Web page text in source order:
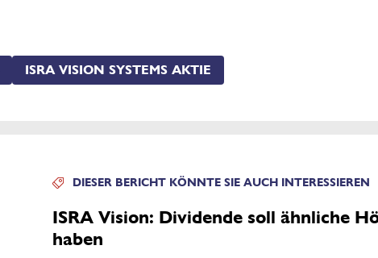
ISRA VISION SYSTEMS AKTIE
DIESER BERICHT KÖNNTE SIE AUCH INTERESSIEREN
ISRA Vision: Dividende soll ähnliche
haben